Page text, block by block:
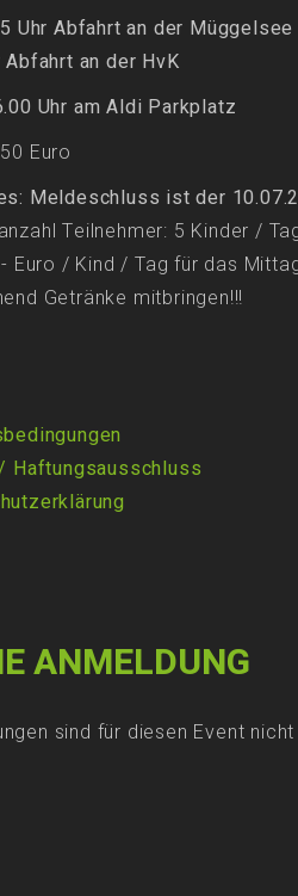
Uhr Abfahrt an der Müggelsee
Abfahrt an der HvK
Uhr am Aldi Parkplatz
50 Euro
Meldeschluss ist der
Teilnehmer: 5 Kinder /
Euro / Kind / Tag für das
Getränke mitbringen!!!
Haftungsausschluss
ANMELDUNG
sind für diesen Event